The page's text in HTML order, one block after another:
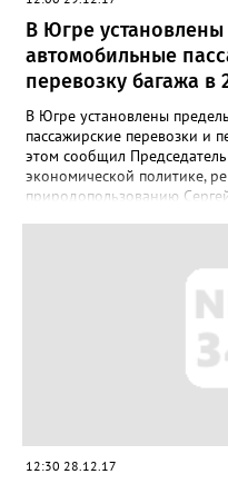
В Югре
автомобильные
перевозку багажа в
В Югре установлены
пассажирские перевозки и
этом сообщил
экономической политике,
природопользованию
для 8 и более пассажиров.
12:30 28.12.17